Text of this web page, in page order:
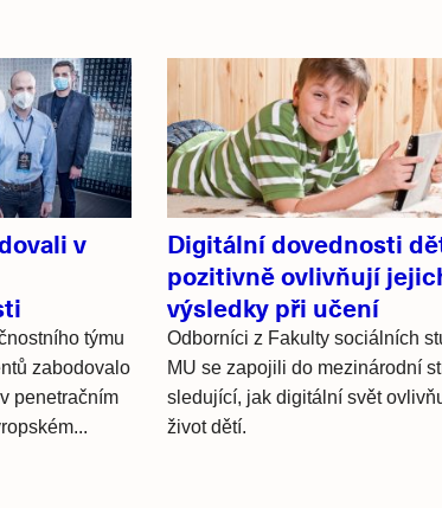
v
týmu
zabodovalo
penetračním
Digitální dovednosti
pozitivně ovlivňují
výsledky při učení
Odborníci z Fakulty sociálních
MU se zapojili do mezinárodní
sledující, jak digitální svět
život dětí.